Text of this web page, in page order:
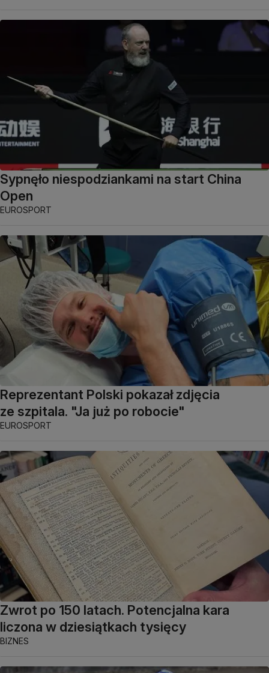
Sypnęło niespodziankami na start China
Open
EUROSPORT
Reprezentant Polski pokazał zdjęcia
ze szpitala. "Ja już po robocie"
EUROSPORT
Zwrot po 150 latach. Potencjalna kara
liczona w dziesiątkach tysięcy
BIZNES